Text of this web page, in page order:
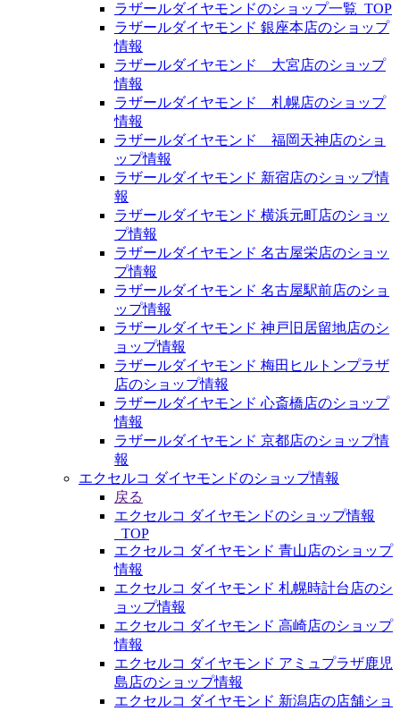
ラザールダイヤモンドのショップ一覧_TOP
ラザールダイヤモンド 銀座本店のショップ
情報
ラザールダイヤモンド 大宮店のショップ
情報
ラザールダイヤモンド 札幌店のショップ
情報
ラザールダイヤモンド 福岡天神店のショ
ップ情報
ラザールダイヤモンド 新宿店のショップ情
報
ラザールダイヤモンド 横浜元町店のショッ
プ情報
ラザールダイヤモンド 名古屋栄店のショッ
プ情報
ラザールダイヤモンド 名古屋駅前店のショ
ップ情報
ラザールダイヤモンド 神戸旧居留地店のシ
ョップ情報
ラザールダイヤモンド 梅田ヒルトンプラザ
店のショップ情報
ラザールダイヤモンド 心斎橋店のショップ
情報
ラザールダイヤモンド 京都店のショップ情
報
エクセルコ ダイヤモンドのショップ情報
戻る
エクセルコ ダイヤモンドのショップ情報
_TOP
エクセルコ ダイヤモンド 青山店のショップ
情報
エクセルコ ダイヤモンド 札幌時計台店のシ
ョップ情報
エクセルコ ダイヤモンド 高崎店のショップ
情報
エクセルコ ダイヤモンド アミュプラザ鹿児
島店のショップ情報
エクセルコ ダイヤモンド 新潟店の店舗ショ